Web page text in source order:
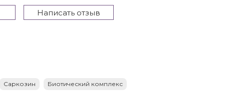
Написать отзыв
Саркозин Биотический комплекс